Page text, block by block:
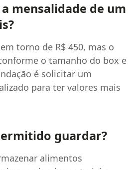
mensalidade de um
torno de R$ 450, mas o
o tamanho do box e
é solicitar um
para ter valores mais
guardar?
alimentos